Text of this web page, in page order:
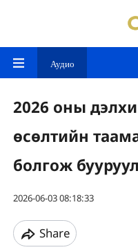
Аудио
2026 оны
өсөлтийн
болгож
2026-06-03 08:18:33
Share